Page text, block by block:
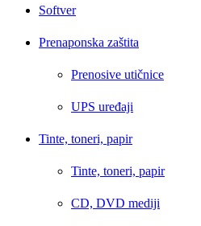
Softver
Prenaponska zaštita
Prenosive utičnice
UPS uređaji
Tinte, toneri, papir
Tinte, toneri, papir
CD, DVD mediji